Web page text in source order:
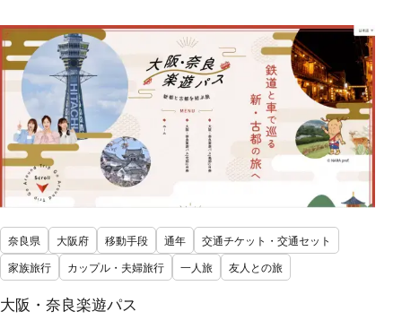
奈良県 大阪府 移動手段 通年
交通チケット・交通セット
家族旅行
カップル・夫婦旅行 一人旅 友人との旅
大阪・奈良楽遊パス